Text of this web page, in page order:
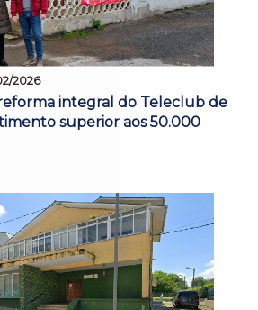
2026
integral do Teleclub de
superior aos 50.000